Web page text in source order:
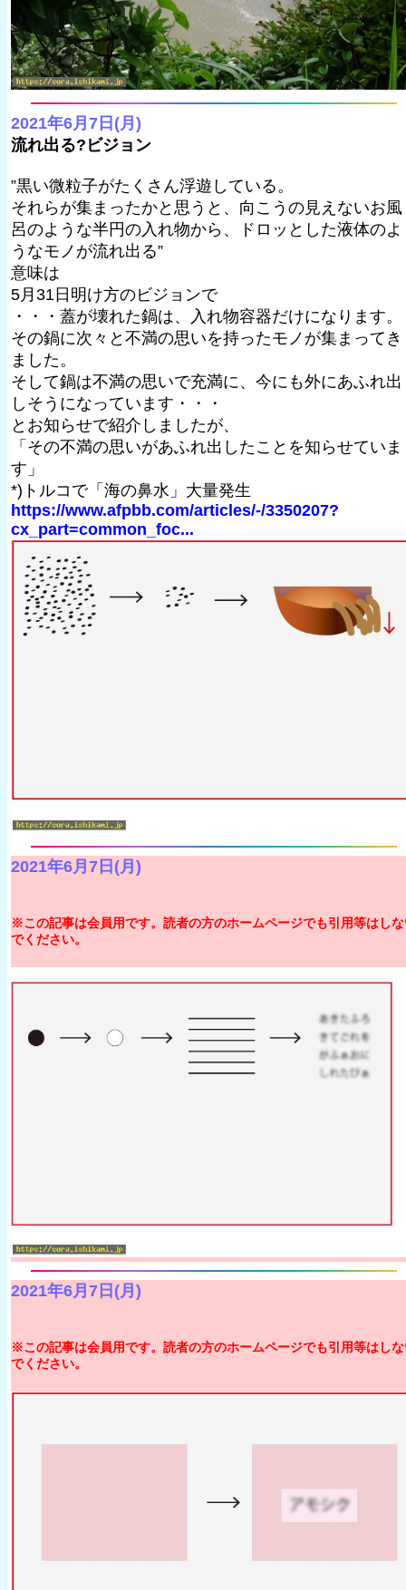
2021年6月7日(月)
流れ出る?ビジョン
”黒い微粒子がたくさん浮遊している。
それらが集まったかと思うと、向こうの見えないお風
呂のような半円の入れ物から、ドロッとした液体のよ
うなモノが流れ出る”
意味は
5月31日明け方のビジョンで
・・・蓋が壊れた鍋は、入れ物容器だけになります。
その鍋に次々と不満の思いを持ったモノが集まってき
ました。
そして鍋は不満の思いで充満に、今にも外にあふれ出
しそうになっています・・・
とお知らせで紹介しましたが、
「その不満の思いがあふれ出したことを知らせていま
す」
*)トルコで「海の鼻水」大量発生
https://www.afpbb.com/articles/-/3350207?
cx_part=common_foc...
2021年6月7日(月)
※この記事は会員用です。読者の方のホームページでも引用等はし
でください。
2021年6月7日(月)
※この記事は会員用です。読者の方のホームページでも引用等はし
でください。